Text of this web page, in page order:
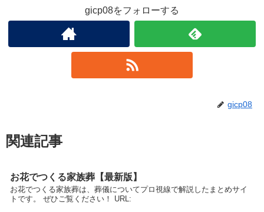
gicp08をフォローする
gicp08
関連記事
お花でつくる家族葬【最新版】
お花でつくる家族葬は、葬儀についてプロ視線で解説したまとめサイ
トです。 ぜひご覧ください！ URL: